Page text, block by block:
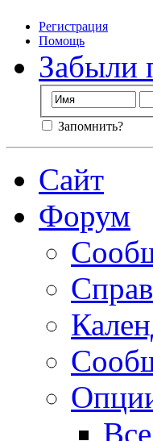
Регистрация
Помощь
Забыли
Запомнить?
Сайт
Форум